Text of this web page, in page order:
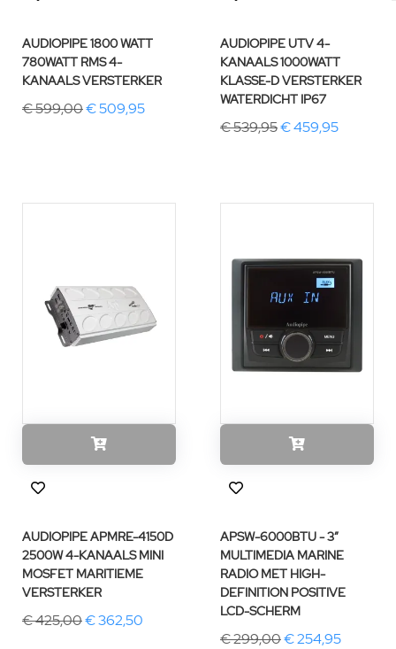
AUDIOPIPE 1800 WATT
780WATT RMS 4-
KANAALS VERSTERKER
€ 599,00€ 509,95
AUDIOPIPE UTV 4-
KANAALS 1000WATT
KLASSE-D VERSTERKER
WATERDICHT IP67
€ 539,95€ 459,95
AUDIOPIPE APMRE-4150D
2500W 4-KANAALS MINI
MOSFET MARITIEME
VERSTERKER
€ 425,00€ 362,50
APSW-6000BTU - 3”
MULTIMEDIA MARINE
RADIO MET HIGH-
DEFINITION POSITIVE
LCD-SCHERM
€ 299,00€ 254,95